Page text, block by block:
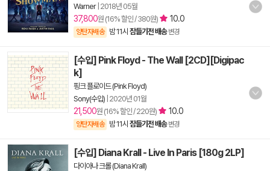
Warner 2018년 05월
37,800원 (16% 할인 / 380원) 10.0
양탄자배송 밤 11시 잠들기전 배송 변경
[수입] Pink Floyd - The Wall [2CD][Digipac
k]
핑크 플로이드 (Pink Floyd)
Sony(수입) 2020년 01월
21,500원 (16% 할인 / 220원) 10.0
양탄자배송 밤 11시 잠들기전 배송 변경
[수입] Diana Krall - Live In Paris [180g 2LP]
다이아나 크롤 (Diana Krall)